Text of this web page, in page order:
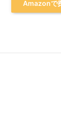
Amazonで